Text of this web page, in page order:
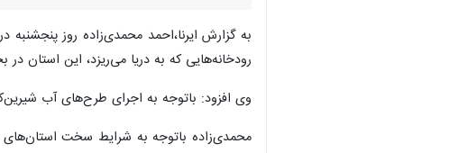
به گزارش ایرنا،احمد محمدی‌زاده روز
رودخانه‌هایی که به دریا می‌ریزد، این استان
وی افزود: باتوجه به اجرای طرح‌های آب
محمدی‌زاده باتوجه به شرایط سخت